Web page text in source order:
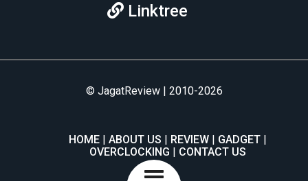
Linktree
© JagatReview | 2010-2026
HOME ABOUT US REVIEW
GADGET
OVERCLOCKING
CONTACT US